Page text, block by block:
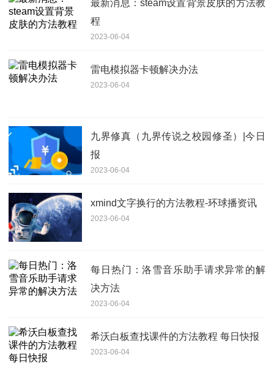
最新消息：steam设置背景皮肤的方法教
程
2023-06-04
雷电模拟器卡顿解决办法
2023-06-04
九界修真（九界传说之校园修圣）|今日
报
2023-06-04
xmind文字换行的方法教程-环球播资讯
2023-06-04
每日热门：洛雪音乐助手请求异常的解
决方法
2023-06-04
希沃白板查找课件的方法教程 每日快报
2023-06-04